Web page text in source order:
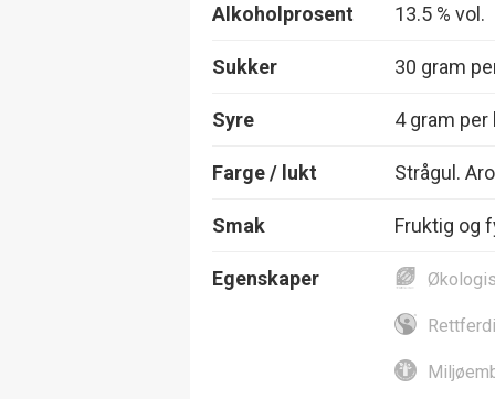
Alkoholprosent 13.5 % vol.
Sukker 30 gram
Syre 4 gram per
Farge / lukt Strågul.
Smak Fruktig og
Egenskaper